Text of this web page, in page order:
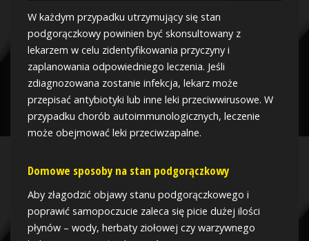
W każdym przypadku utrzymujący się stan
podgorączkowy powinien być skonsultowany z
lekarzem w celu zidentyfikowania przyczyny i
zaplanowania odpowiedniego leczenia. Jeśli
zdiagnozowana zostanie infekcja, lekarz może
przepisać antybiotyki lub inne leki przeciwwirusowe. W
przypadku chorób autoimmunologicznych, leczenie
może obejmować leki przeciwzapalne.
Domowe sposoby na stan podgorączkowy
Aby złagodzić objawy stanu podgorączkowego i
poprawić samopoczucie zaleca się picie dużej ilości
płynów – wody, herbaty ziołowej czy warzywnego